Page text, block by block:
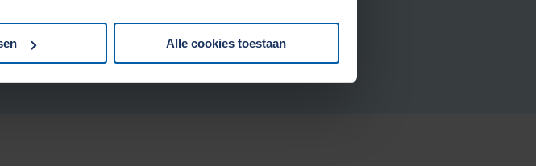
Alle cookies toestaan
Bekijk in webshop